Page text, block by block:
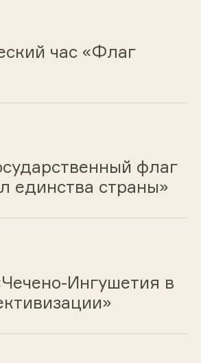
час «Флаг
флаг
единства страны»
Ингушетия в